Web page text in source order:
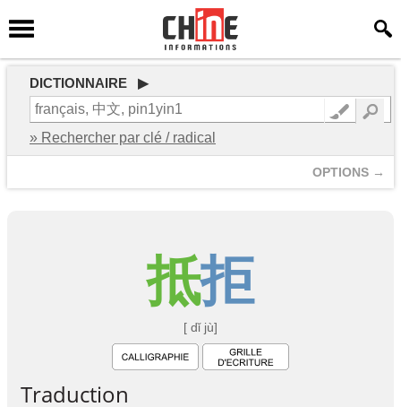
DICTIONNAIRE ▶
» Rechercher par clé / radical
OPTIONS →
抵拒
[ dǐ jù]
Traduction